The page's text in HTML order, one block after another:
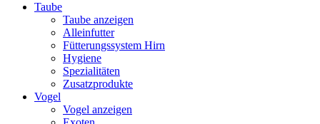
Taube
Taube anzeigen
Alleinfutter
Fütterungssystem Hirn
Hygiene
Spezialitäten
Zusatzprodukte
Vogel
Vogel anzeigen